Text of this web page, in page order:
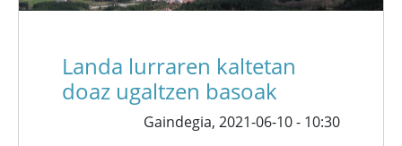
Landa lurraren kaltetan
doaz ugaltzen basoak
Gaindegia, 2021-06-10 - 10:30